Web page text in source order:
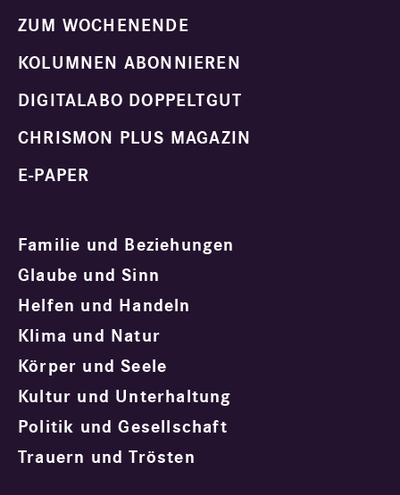
ZUM WOCHENENDE
KOLUMNEN ABONNIEREN
DIGITALABO DOPPELTGUT
CHRISMON PLUS MAGAZIN
E-PAPER
Familie und Beziehungen
Glaube und Sinn
Helfen und Handeln
Klima und Natur
Körper und Seele
Kultur und Unterhaltung
Politik und Gesellschaft
Trauern und Trösten